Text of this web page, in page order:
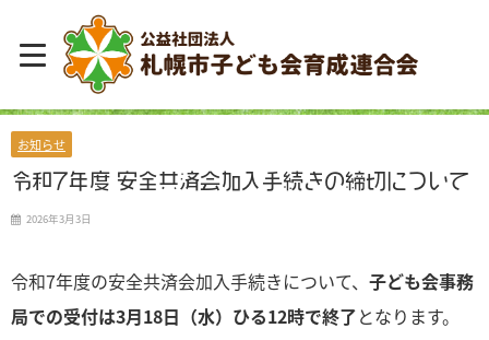
お知らせ
令和7年度 安全共済会加入手続きの締切について
2026年3月3日
令和7年度の安全共済会加入手続きについて、 子ども会事務
局での受付は3月18日（水）ひる12時で終了となります。